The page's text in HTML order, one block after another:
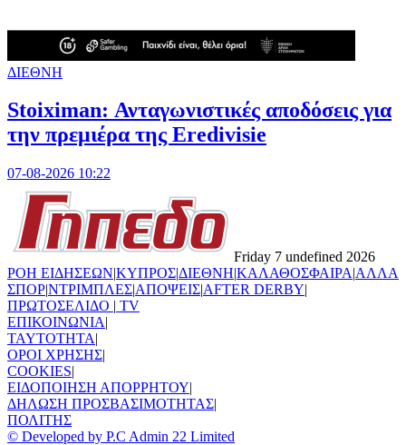
ΔΙΕΘΝΗ
Stoiximan: Ανταγωνιστικές αποδόσεις για
την πρεμιέρα της Eredivisie
07-08-2026 10:22
Friday 7 undefined 2026
ΡΟΗ ΕΙΔΗΣΕΩΝ|ΚΥΠΡΟΣ|ΔΙΕΘΝΗ|ΚΑΛΑΘΟΣΦΑΙΡΑ|ΑΛΛΑ
ΣΠΟΡ|ΝΤΡΙΜΠΛΕΣ|ΑΠΟΨΕΙΣ|AFTER DERBY|
ΠΡΩΤΟΣΕΛΙΔΟ | TV
ΕΠΙΚΟΙΝΩΝΙΑ|
TAYTOTHTA|
ΟΡΟΙ ΧΡΗΣΗΣ|
COOKIES|
ΕΙΔΟΠΟΙΗΣΗ ΑΠΟΡΡΗΤΟΥ|
ΔΗΛΩΣΗ ΠΡΟΣΒΑΣΙΜΟΤΗΤΑΣ|
ΠΟΛΙΤΗΣ
© Developed by P.C Admin 22 Limited